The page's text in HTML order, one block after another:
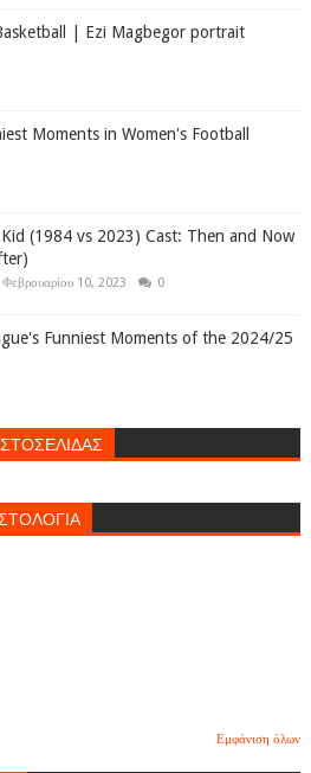
| Ezi Magbegor portrait
Moments in Women's Football
(1984 vs 2023) Cast: Then and Now
10, 2023 0
Funniest Moments of the 2024/25
Εμφάνιση όλων